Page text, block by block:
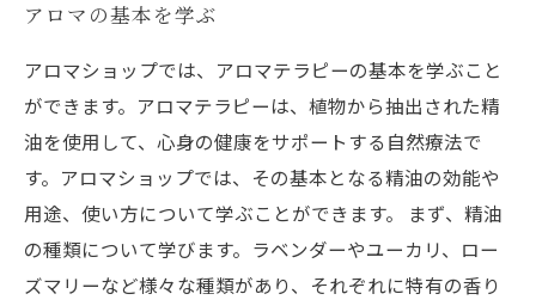
アロマの基本を学ぶ
アロマショップでは、アロマテラピーの基本を学ぶこと
ができます。アロマテラピーは、植物から抽出された精
油を使用して、心身の健康をサポートする自然療法で
す。アロマショップでは、その基本となる精油の効能や
用途、使い方について学ぶことができます。 まず、精油
の種類について学びます。ラベンダーやユーカリ、ロー
ズマリーなど様々な種類があり、それぞれに特有の香り